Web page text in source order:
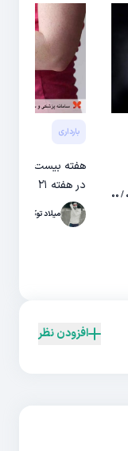
بارداری
هفته بیست و یکم
در هفته ۲۱ بارداری
میلاد توکلی
افزودن نظر